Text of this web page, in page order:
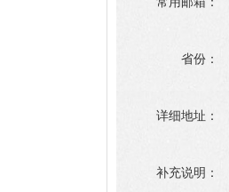
省份：
详细地址：
补充说明：